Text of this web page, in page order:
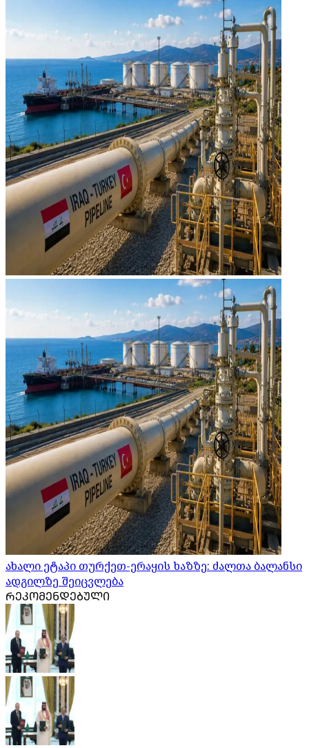
ახალი ეტაპი თურქეთ-ერაყის ხაზზე: ძალთა ბალანსი
ადგილზე შეიცვლება
ᲠᲔᲙᲝᲛᲔᲜᲓᲔᲑᲣᲚᲘ